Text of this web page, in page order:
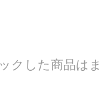
クした商品は